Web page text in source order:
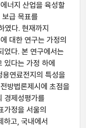
너지 산업을 육성할
급 목표를
다. 현재까지
대한 연구는 가정의
었다. 본 연구에서는
있다는 가정 하에
연료전지의 특성을
방법론제시에 초점을
경제성평가를
가정을 서울의
고, 국내에서